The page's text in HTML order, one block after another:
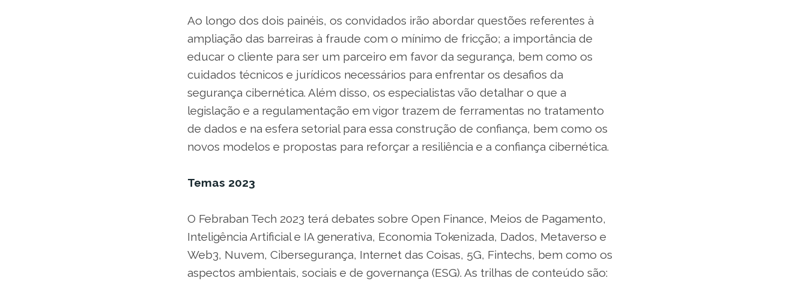
Ao longo dos dois painéis, os convidados irão abordar questões referentes à
ampliação das barreiras à fraude com o mínimo de fricção; a importância de
educar o cliente para ser um parceiro em favor da segurança, bem como os
cuidados técnicos e jurídicos necessários para enfrentar os desafios da
segurança cibernética. Além disso, os especialistas vão detalhar o que a
legislação e a regulamentação em vigor trazem de ferramentas no tratamento
de dados e na esfera setorial para essa construção de confiança, bem como os
novos modelos e propostas para reforçar a resiliência e a confiança cibernética.
Temas 2023
O Febraban Tech 2023 terá debates sobre Open Finance, Meios de Pagamento,
Inteligência Artificial e IA generativa, Economia Tokenizada, Dados, Metaverso e
Web3, Nuvem, Cibersegurança, Internet das Coisas, 5G, Fintechs, bem como os
aspectos ambientais, sociais e de governança (ESG). As trilhas de conteúdo são: